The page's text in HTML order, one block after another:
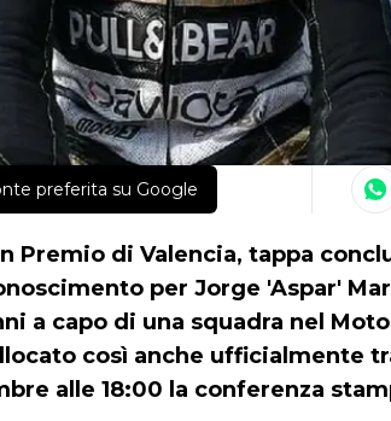
preferita su Google
Premio di Valencia, tappa
per Jorge 'Aspar'
a capo di una squadra nel
così anche ufficialmente
alle 18:00 la conferenza